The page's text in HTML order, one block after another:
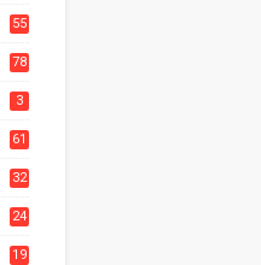
55
78
3
61
32
24
19